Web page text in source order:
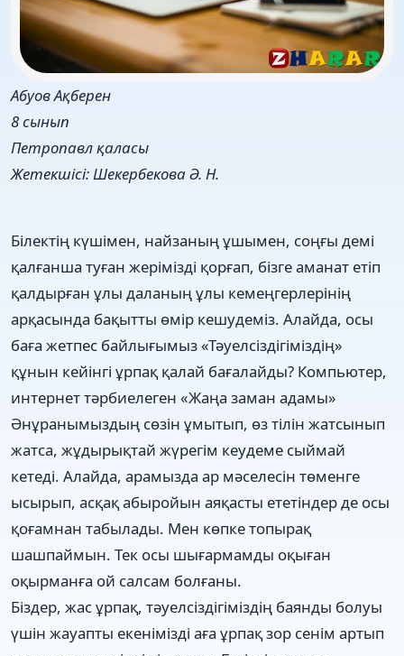
Абуов Ақберен
8 сынып
Петропавл қаласы
Жетекшісі: Шекербекова Ә. Н.
Білектің күшімен, найзаның ұшымен, соңғы демі
қалғанша туған жерімізді қорғап, бізге аманат етіп
қалдырған ұлы даланың ұлы кемеңгерлерінің
арқасында бақытты өмір кешудеміз. Алайда, осы
баға жетпес байлығымыз «Тәуелсіздігіміздің»
құнын кейінгі ұрпақ қалай бағалайды? Компьютер,
интернет тәрбиелеген «Жаңа заман адамы»
Әнұранымыздың сөзін ұмытып, өз тілін жатсынып
жатса, жұдырықтай жүрегім кеудеме сыймай
кетеді. Алайда, арамызда ар мәселесін төменге
ысырып, асқақ абыройын аяқасты ететіндер де осы
қоғамнан табылады. Мен көпке топырақ
шашпаймын. Тек осы шығармамды оқыған
оқырманға ой салсам болғаны.
Біздер, жас ұрпақ, тәуелсіздігіміздің баянды болуы
үшін жауапты екенімізді аға ұрпақ зор сенім артып